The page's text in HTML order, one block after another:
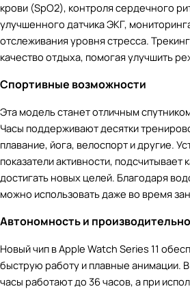
крови (SpO2), контроля сердечного
улучшенного датчика ЭКГ,
отслеживания уровня стресса.
качество отдыха, помогая улучшить
Спортивные возможности
Эта модель станет отличным
Часы поддерживают десятки
плавание, йога, велоспорт и другие.
показатели активности, подсчитывает
достигать новых целей. Благодаря
можно использовать даже во время
Автономность и
Новый чип в Apple Watch Series 11
быструю работу и плавные анимации.
часы работают до 36 часов, а при